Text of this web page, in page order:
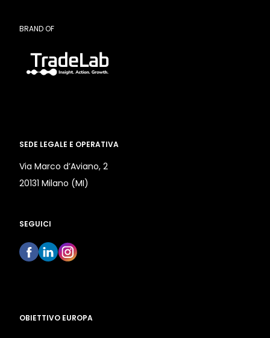
BRAND OF
SEDE LEGALE E OPERATIVA
Via Marco d’Aviano, 2
20131 Milano (MI)
SEGUICI
OBIETTIVO EUROPA